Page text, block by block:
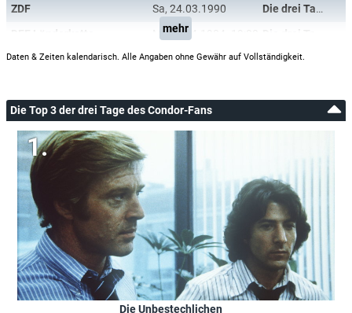
ZDF
Sa, 24.03.1990
Die drei Tage des Condor
Mi, 04.04.1984
mehr
Daten & Zeiten kalendarisch. Alle Angaben ohne Gewähr auf Vollständigkeit.
Die Top 3 der drei Tage des Condor-Fans
Die Unbestechlichen